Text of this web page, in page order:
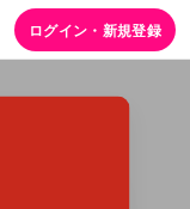
ログイン・新規登録